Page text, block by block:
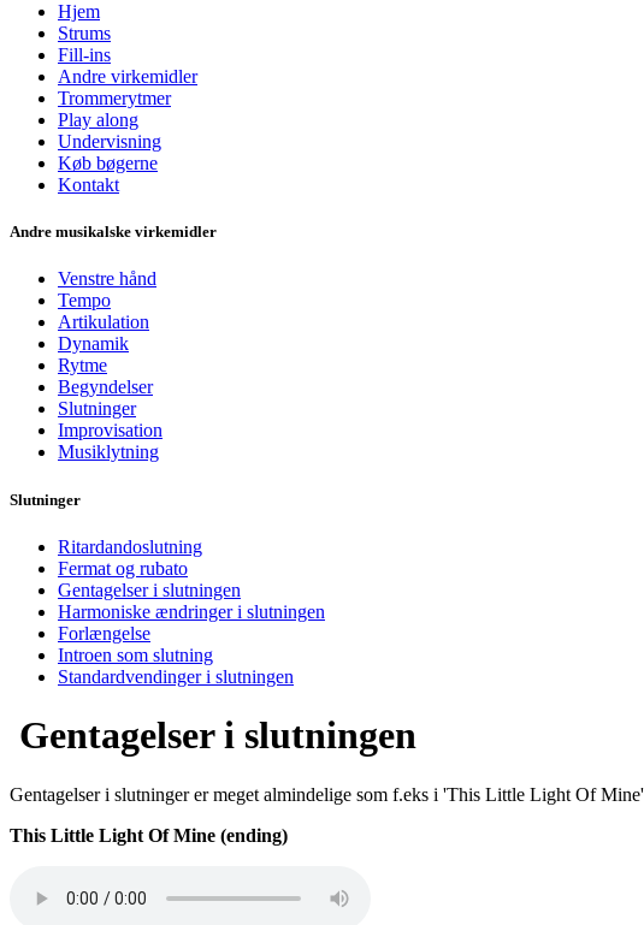
Hjem
Strums
Fill-ins
Andre virkemidler
Trommerytmer
Play along
Undervisning
Køb bøgerne
Kontakt
Andre musikalske virkemidler
Venstre hånd
Tempo
Artikulation
Dynamik
Rytme
Begyndelser
Slutninger
Improvisation
Musiklytning
Slutninger
Ritardandoslutning
Fermat og rubato
Gentagelser i slutningen
Harmoniske ændringer i slutningen
Forlængelse
Introen som slutning
Standardvendinger i slutningen
Gentagelser i slutningen
Gentagelser i slutninger er meget almindelige som f.eks i 'This Little Light Of
This Little Light Of Mine (ending)